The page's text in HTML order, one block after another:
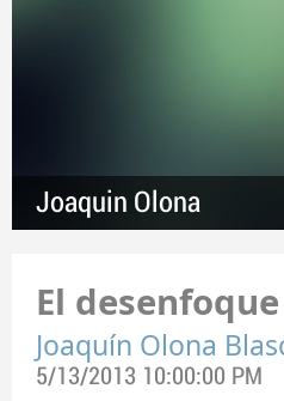
Joaquin Olona
El
Joaquín Olona
5/13/2013 10:00:00 PM